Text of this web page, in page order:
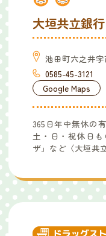
大垣共立銀
池田町六之井
0585-45-3121
Google Maps
365日年中無休の
土・日・祝休日
ザ」など〈大垣共